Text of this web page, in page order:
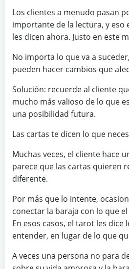
Los clientes a menudo pasan
importante de la lectura, y eso
les dicen ahora. Justo en este
No importa lo que va a
pueden hacer cambios que
Solución: recuerde al cliente
mucho más valioso de lo que
una posibilidad futura.
Las cartas te dicen lo que
Muchas veces, el cliente hace
parece que las cartas quieren
diferente.
Por más que lo intente,
conectar la baraja con lo que
En esos casos, el tarot les dice
entender, en lugar de lo que
A veces una persona no para